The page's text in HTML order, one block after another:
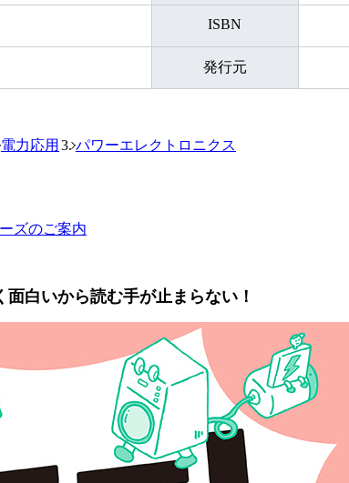
ISBN
発行元
電力応用 パワーエレクトロニクス
ズのご案内
白いから読む手が止まらない！